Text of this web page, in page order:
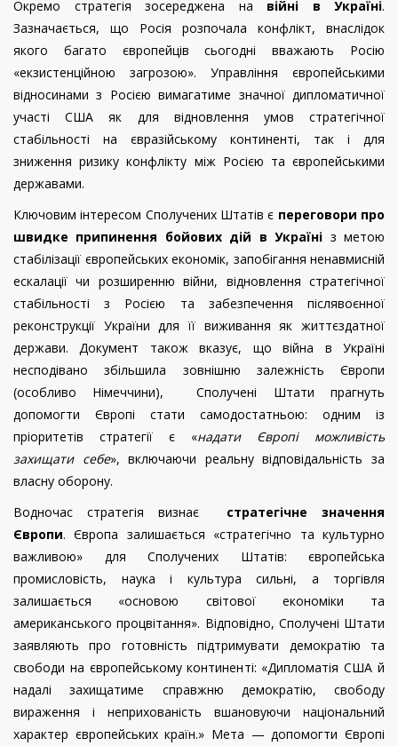
Окремо стратегія зосереджена на війні в Україні.
Зазначається, що Росія розпочала конфлікт, внаслідок
якого багато європейців сьогодні вважають Росію
«екзистенційною загрозою». Управління європейськими
відносинами з Росією вимагатиме значної дипломатичної
участі США як для відновлення умов стратегічної
стабільності на євразійському континенті, так і для
зниження ризику конфлікту між Росією та європейськими
державами.
Ключовим інтересом Сполучених Штатів є переговори про
швидке припинення бойових дій в Україні з метою
стабілізації європейських економік, запобігання ненавмисній
ескалації чи розширенню війни, відновлення стратегічної
стабільності з Росією та забезпечення післявоєнної
реконструкції України для її виживання як життєздатної
держави. Документ також вказує, що війна в Україні
несподівано збільшила зовнішню залежність Європи
(особливо Німеччини), Сполучені Штати прагнуть
допомогти Європі стати самодостатньою: одним із
пріоритетів стратегії є «надати Європі можливість
захищати себе», включаючи реальну відповідальність за
власну оборону.
Водночас стратегія визнає стратегічне значення
Європи. Європа залишається «стратегічно та культурно
важливою» для Сполучених Штатів: європейська
промисловість, наука і культура сильні, а торгівля
залишається «основою світової економіки та
американського процвітання». Відповідно, Сполучені Штати
заявляють про готовність підтримувати демократію та
свободи на європейському континенті: «Дипломатія США й
надалі захищатиме справжню демократію, свободу
вираження і неприхованість вшановуючи національний
характер європейських країн.» Мета — допомогти Європі